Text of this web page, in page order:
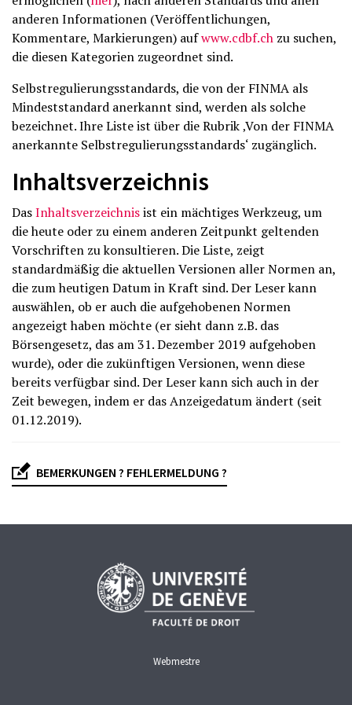
anderen Informationen (Veröffentlichungen,
Kommentare, Markierungen) aufwww.cdbf.ch zu suchen,
die diesen Kategorien zugeordnet sind.
Selbstregulierungsstandards, die von der FINMA als
Mindeststandard anerkannt sind, werden als solche
bezeichnet. Ihre Liste ist über die Rubrik ‚Von der FINMA
anerkannte Selbstregulierungsstandards‘ zugänglich.
Inhaltsverzeichnis
DasInhaltsverzeichnisist ein mächtiges Werkzeug, um
die heute oder zu einem anderen Zeitpunkt geltenden
Vorschriften zu konsultieren. Die Liste, zeigt
standardmäßig die aktuellen Versionen aller Normen an,
die zum heutigen Datum in Kraft sind. Der Leser kann
auswählen, ob er auch die aufgehobenen Normen
angezeigt haben möchte (er sieht dann z.B. das
Börsengesetz, das am 31. Dezember 2019 aufgehoben
wurde), oder die zukünftigen Versionen, wenn diese
bereits verfügbar sind. Der Leser kann sich auch in der
Zeit bewegen, indem er das Anzeigedatum ändert (seit
01.12.2019).
BEMERKUNGEN ? FEHLERMELDUNG ?
Webmestre